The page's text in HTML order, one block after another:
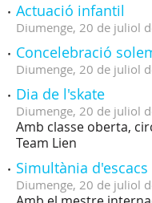
Actuació infantil
Diumenge, 20 de juliol
Concelebració
Diumenge, 20 de juliol
Dia de l'skate
Diumenge, 20 de juliol
Amb classe oberta,
Team Lien
Simultània
Diumenge, 20 de juliol